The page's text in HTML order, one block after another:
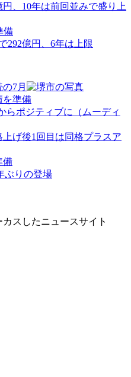
、10年は前回並みで盛り上
備
292億円、6年は上限
7月
を準備
らポジティブに（ムーディ
げ後1回目は同格プラスア
備
ぶりの登場
スしたニュースサイト